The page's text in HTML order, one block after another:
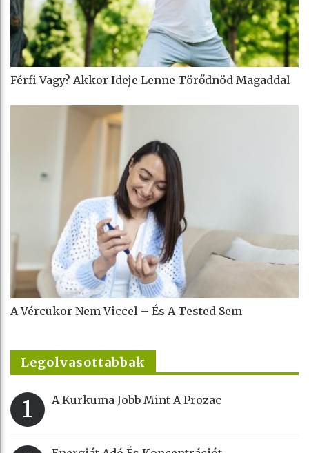
Férfi Vagy? Akkor Ideje Lenne Törődnöd Magaddal
A Vércukor Nem Viccel – És A Tested Sem
Legolvasottabbak
1 A Kurkuma Jobb Mint A Prozac